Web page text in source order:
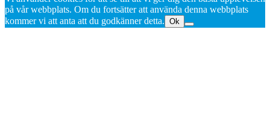
på vår webbplats. Om du fortsätter att använda denna webbplats
kommer vi att anta att du godkänner detta. Ok